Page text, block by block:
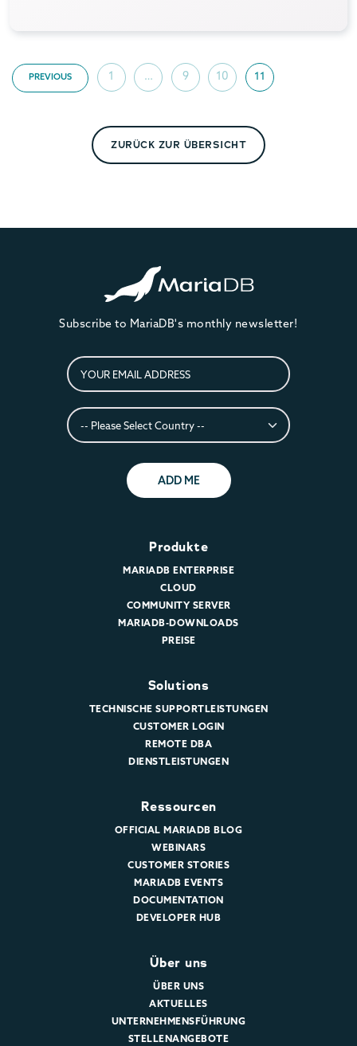
PREVIOUS 1 … 9 10 11
ZURÜCK ZUR ÜBERSICHT
Subscribe to MariaDB's monthly newsletter!
ADD ME
Produkte
MARIADB ENTERPRISE
CLOUD
COMMUNITY SERVER
MARIADB-DOWNLOADS
PREISE
Solutions
TECHNISCHE SUPPORTLEISTUNGEN
CUSTOMER LOGIN
REMOTE DBA
DIENSTLEISTUNGEN
Ressourcen
OFFICIAL MARIADB BLOG
WEBINARS
CUSTOMER STORIES
MARIADB EVENTS
DOCUMENTATION
DEVELOPER HUB
Über uns
ÜBER UNS
AKTUELLES
UNTERNEHMENSFÜHRUNG
STELLENANGEBOTE